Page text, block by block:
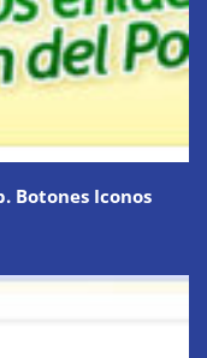
Botones Iconos